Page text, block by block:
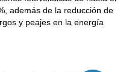
además de la reducción de
y peajes en la energía